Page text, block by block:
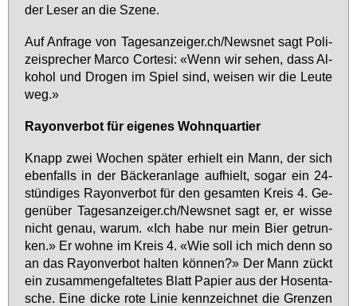
der Le­ser an die Sze­ne.
Auf An­fra­ge von Ta­ges­an­zei­ger.ch/News­net sagt Po­li­
zei­spre­cher Mar­co Cor­te­si: «Wenn wir se­hen, dass Al­
ko­hol und Dro­gen im Spiel sind, wei­sen wir die Leu­te
weg.»
Rayon­ver­bot für ei­ge­nes Wohn­quar­tier
Knapp zwei Wo­chen spä­ter er­hielt ein Mann, der sich
eben­falls in der Bä­cker­an­la­ge auf­hielt, so­gar ein 24-
stün­di­ges Rayon­ver­bot für den ge­sam­ten Kreis 4. Ge­
gen­über Ta­ges­an­zei­ger.ch/News­net sagt er, er wis­se
nicht ge­nau, war­um. «Ich ha­be nur mein Bier ge­trun­
ken.» Er woh­ne im Kreis 4. «Wie soll ich mich denn so
an das Rayon­ver­bot hal­ten kön­nen?» Der Mann zückt
ein zu­sam­men­ge­fal­te­tes Blatt Pa­pier aus der Ho­sen­ta­
sche. Ei­ne di­cke ro­te Li­nie kenn­zeich­net die Gren­zen